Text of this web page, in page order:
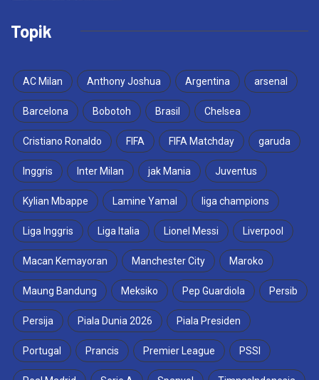
Topik
AC Milan Anthony Joshua Argentina arsenal
Barcelona Bobotoh Brasil Chelsea
Cristiano Ronaldo FIFA FIFA Matchday garuda
Inggris Inter Milan jak Mania Juventus
Kylian Mbappe Lamine Yamal liga champions
Liga Inggris Liga Italia Lionel Messi Liverpool
Macan Kemayoran Manchester City Maroko
Maung Bandung Meksiko Pep Guardiola Persib
Persija Piala Dunia 2026 Piala Presiden
Portugal Prancis Premier League PSSI